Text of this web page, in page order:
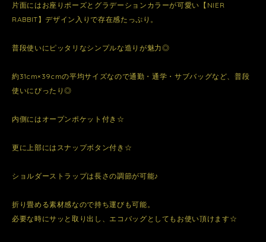
片面にはお座りポーズとグラデーションカラーが可愛い【NIER
RABBIT】デザイン入りで存在感たっぷり。
普段使いにピッタリなシンプルな造りが魅力◎
約31cm×39cmの平均サイズなので通勤・通学・サブバッグなど、普段
使いにぴったり◎
内側にはオープンポケット付き☆
更に上部にはスナップボタン付き☆
ショルダーストラップは長さの調節が可能♪
折り畳める素材感なので持ち運びも可能。
必要な時にサッと取り出し、エコバッグとしてもお使い頂けます☆